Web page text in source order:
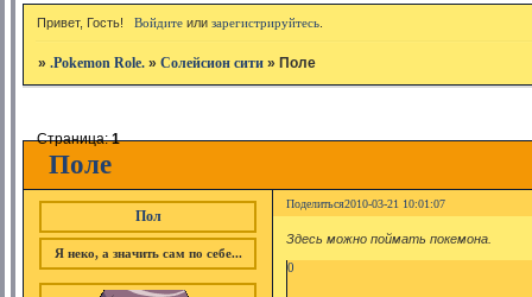
Привет, Гость! Войдитеили зарегистрируйтесь.
».Pokemon Role. »Солейсион сити » Поле
Поле
Страница:1
Поделиться2010-03-21 10:01:07
Пол
Я неко, а значить сам по себе...
Здесь можно поймать покемона.
0